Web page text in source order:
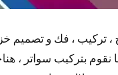
، تركيب ، فك و تصميم
نقوم بتركيب سواتر ،